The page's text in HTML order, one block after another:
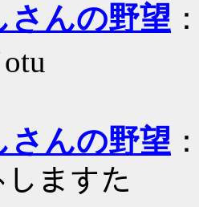
さんの野望
さんの野望
しますた